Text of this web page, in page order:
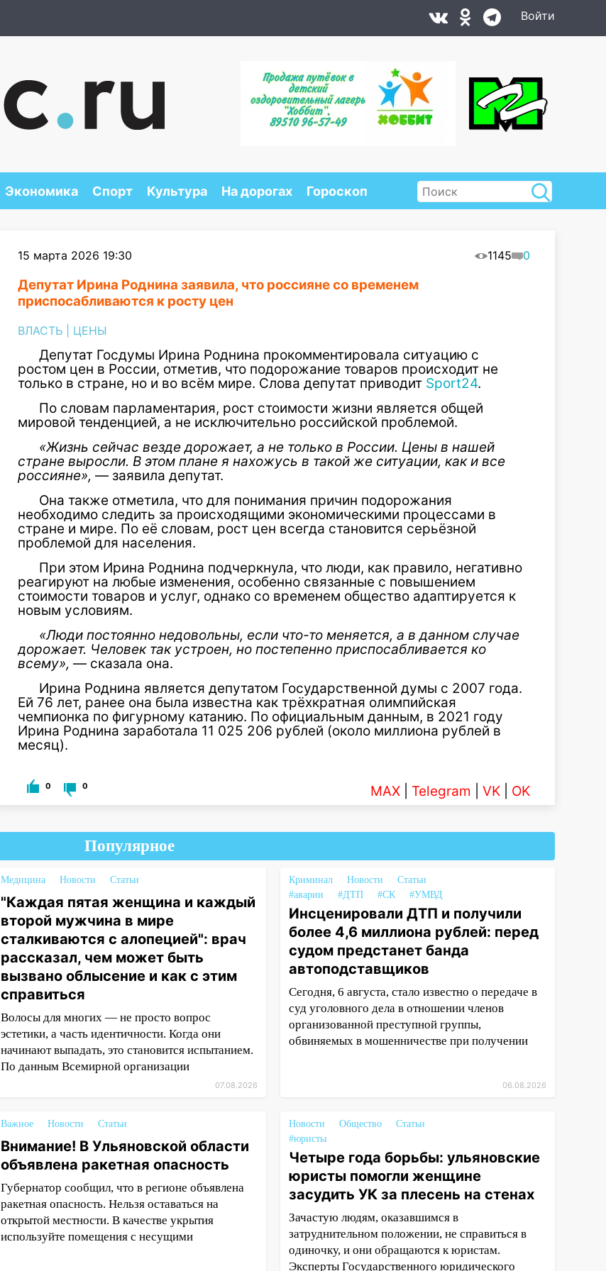
Войти
Экономика Спорт Культура На дорогах Гороскоп
15 марта 2026 19:30 1145 0
Депутат Ирина Роднина заявила, что россияне со временем
приспосабливаются к росту цен
ВЛАСТЬ ЦЕНЫ
Депутат Госдумы Ирина Роднина прокомментировала ситуацию с
ростом цен в России, отметив, что подорожание товаров происходит не
только в стране, но и во всём мире. Слова депутат приводит Sport24.
По словам парламентария, рост стоимости жизни является общей
мировой тенденцией, а не исключительно российской проблемой.
«Жизнь сейчас везде дорожает, а не только в России. Цены в нашей
стране выросли. В этом плане я нахожусь в такой же ситуации, как и все
россияне», — заявила депутат.
Она также отметила, что для понимания причин подорожания
необходимо следить за происходящими экономическими процессами в
стране и мире. По её словам, рост цен всегда становится серьёзной
проблемой для населения.
При этом Ирина Роднина подчеркнула, что люди, как правило, негативно
реагируют на любые изменения, особенно связанные с повышением
стоимости товаров и услуг, однако со временем общество адаптируется к
новым условиям.
«Люди постоянно недовольны, если что-то меняется, а в данном случае
дорожает. Человек так устроен, но постепенно приспосабливается ко
всему», — сказала она.
Ирина Роднина является депутатом Государственной думы с 2007 года.
Ей 76 лет, ранее она была известна как трёхкратная олимпийская
чемпионка по фигурному катанию. По официальным данным, в 2021 году
Ирина Роднина заработала 11 025 206 рублей (около миллиона рублей в
месяц).
0 0 MAX Telegram VK OK
Популярное
Медицина Новости Статьи
"Каждая пятая женщина и каждый
второй мужчина в мире
сталкиваются с алопецией": врач
рассказал, чем может быть
вызвано облысение и как с этим
справиться
Волосы для многих — не просто вопрос
эстетики, а часть идентичности. Когда они
начинают выпадать, это становится испытанием.
По данным Всемирной организации
07.08.2026
Криминал Новости
Статьи
#аварии
#ДТП #СК #УМВД
Инсценировали ДТП и получили
более 4,6 миллиона рублей: перед
судом предстанет банда
автоподставщиков
Сегодня, 6 августа, стало известно о передаче в
суд уголовного дела в отношении членов
организованной преступной группы,
обвиняемых в мошенничестве при получении
06.08.2026
Важное Новости Статьи
Внимание! В Ульяновской области
объявлена ракетная опасность
Губернатор сообщил, что в регионе объявлена
ракетная опасность. Нельзя оставаться на
открытой местности. В качестве укрытия
используйте помещения с несущими
Новости Общество
Статьи
#юристы
Четыре года борьбы: ульяновские
юристы помогли женщине
засудить УК за плесень на стенах
Зачастую людям, оказавшимся в
затруднительном положении, не справиться в
одиночку, и они обращаются к юристам.
Эксперты Государственного юридического